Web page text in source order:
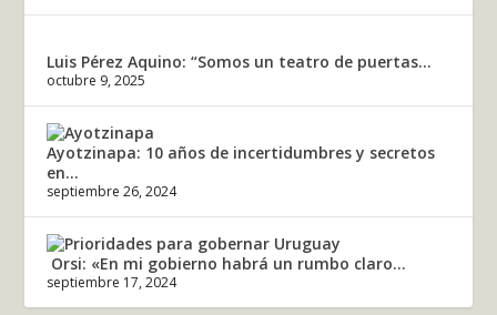
Luis Pérez Aquino: “Somos un teatro de puertas...
octubre 9, 2025
Ayotzinapa: 10 años de incertidumbres y secretos
en...
septiembre 26, 2024
Orsi: «En mi gobierno habrá un rumbo claro...
septiembre 17, 2024